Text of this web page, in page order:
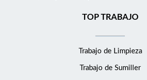
TOP TRABAJO
Trabajo de Limpieza
Trabajo de Sumiller